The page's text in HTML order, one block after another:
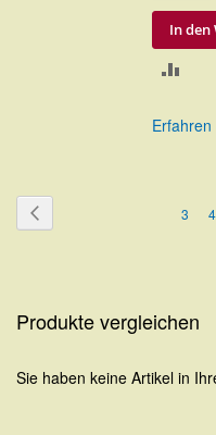
In
Seite
3 4
Produkte vergleichen
Sie haben keine Artikel in